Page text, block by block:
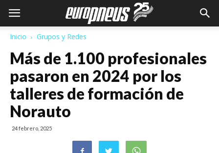
Inicio Grupos y Redes
Más de 1.100 profesionales
pasaron en 2024 por los
talleres de formación de
Norauto
24 febrero, 2025